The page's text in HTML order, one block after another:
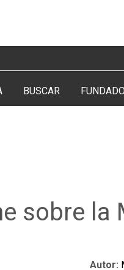
BUSCAR
sobre la
Autor: